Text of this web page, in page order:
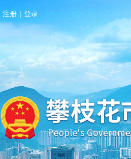
注册 | 登录